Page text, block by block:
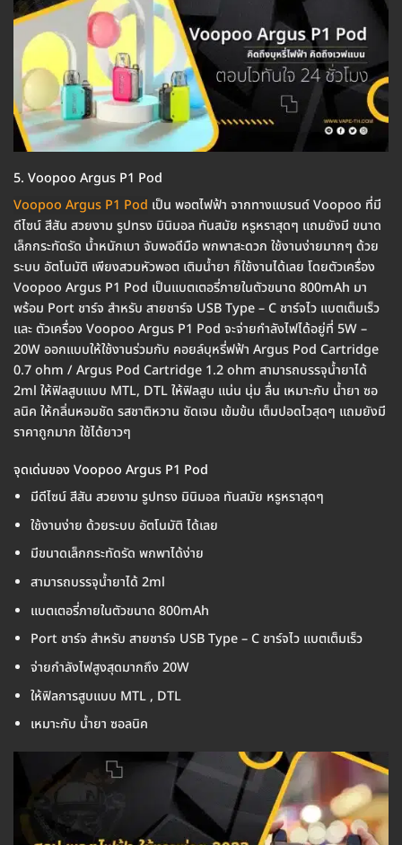
5. Voopoo Argus P1 Pod
Voopoo Argus P1 Pod เป็น พอตไฟฟ้า จากทางแบรนด์ Voopoo ที่มี
ดีไซน์ สีสัน สวยงาม รูปทรง มินิมอล ทันสมัย หรูหราสุดๆ แถมยังมี ขนาด
เล็กกระทัดรัด น้ำหนักเบา จับพอดีมือ พกพาสะดวก ใช้งานง่ายมากๆ ด้วย
ระบบ อัตโนมัติ เพียงสวมหัวพอต เติมน้ำยา ก็ใช้งานได้เลย โดยตัวเครื่อง
Voopoo Argus P1 Pod เป็นแบตเตอรี่ภายในตัวขนาด 800mAh มา
พร้อม Port ชาร์จ สำหรับ สายชาร์จ USB Type – C ชาร์จไว แบตเต็มเร็ว
และ ตัวเครื่อง Voopoo Argus P1 Pod จะจ่ายกำลังไฟได้อยู่ที่ 5W –
20W ออกแบบให้ใช้งานร่วมกับ คอยล์บุหรี่ฟฟ้า Argus Pod Cartridge
0.7 ohm / Argus Pod Cartridge 1.2 ohm สามารถบรรจุน้ำยาได้
2ml ให้ฟิลสูบแบบ MTL, DTL ให้ฟิลสูบ แน่น นุ่ม ลื่น เหมาะกับ น้ำยา ซอ
ลนิค ให้กลิ่นหอมชัด รสชาติหวาน ชัดเจน เข้มข้น เต็มปอดไวสุดๆ แถมยังมี
ราคาถูกมาก ใช้ได้ยาวๆ
จุดเด่นของ Voopoo Argus P1 Pod
มีดีไซน์ สีสัน สวยงาม รูปทรง มินิมอล ทันสมัย หรูหราสุดๆ
ใช้งานง่าย ด้วยระบบ อัตโนมัติ ได้เลย
มีขนาดเล็กกระทัดรัด พกพาได้ง่าย
สามารถบรรจุน้ำยาได้ 2ml
แบตเตอรี่ภายในตัวขนาด 800mAh
Port ชาร์จ สำหรับ สายชาร์จ USB Type – C ชาร์จไว แบตเต็มเร็ว
จ่ายกำลังไฟสูงสุดมากถึง 20W
ให้ฟิลการสูบแบบ MTL , DTL
เหมาะกับ น้ำยา ซอลนิค